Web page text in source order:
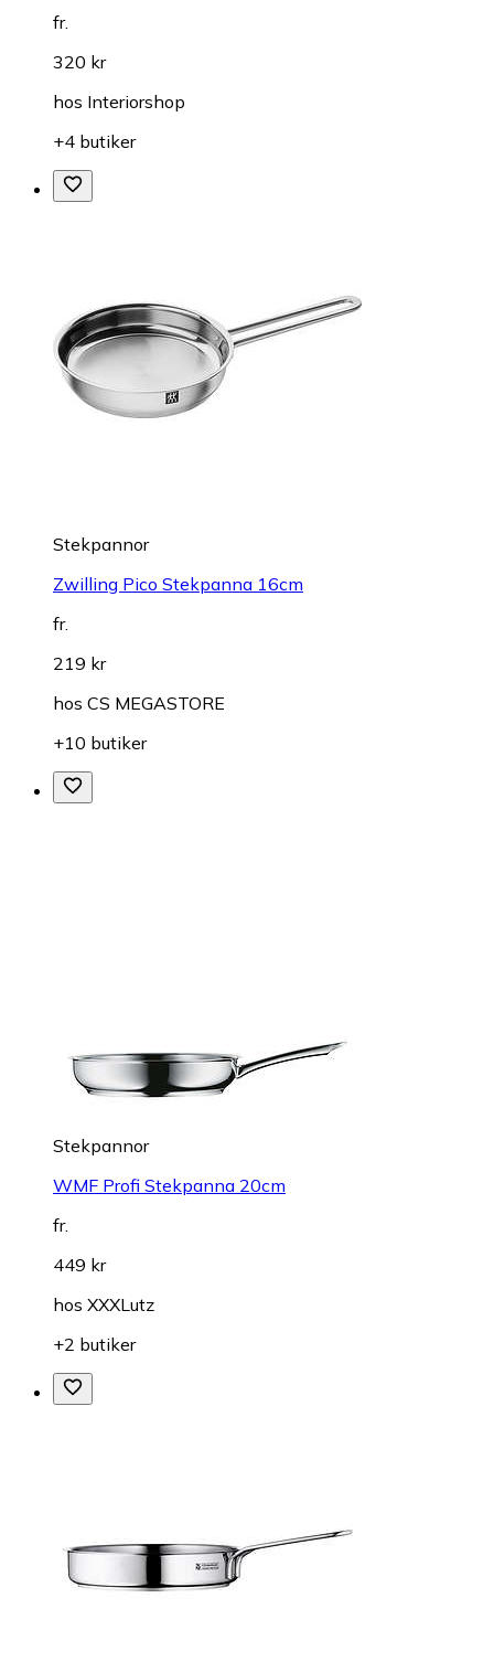
fr.
320 kr
hos Interiorshop
+4 butiker
Stekpannor
Zwilling Pico Stekpanna 16cm
fr.
219 kr
hos CS MEGASTORE
+10 butiker
Stekpannor
WMF Profi Stekpanna 20cm
fr.
449 kr
hos XXXLutz
+2 butiker